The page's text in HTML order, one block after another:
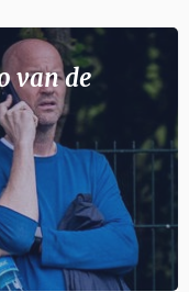
van de